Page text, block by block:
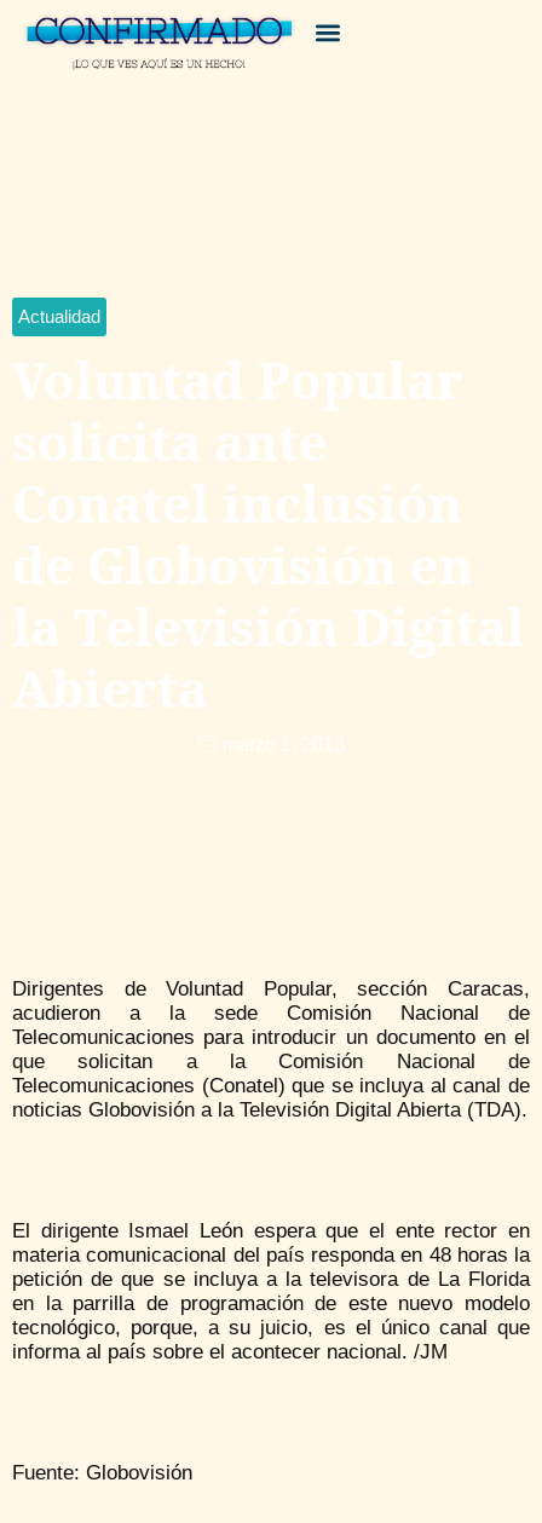
Actualidad
Voluntad Popular
solicita ante
Conatel inclusión
de Globovisión en
la Televisión Digital
Abierta
marzo 1, 2013
Dirigentes de Voluntad Popular, sección Caracas,
acudieron a la sede Comisión Nacional de
Telecomunicaciones para introducir un documento en el
que solicitan a la Comisión Nacional de
Telecomunicaciones (Conatel) que se incluya al canal de
noticias Globovisión a la Televisión Digital Abierta (TDA).
El dirigente Ismael León espera que el ente rector en
materia comunicacional del país responda en 48 horas la
petición de que se incluya a la televisora de La Florida
en la parrilla de programación de este nuevo modelo
tecnológico, porque, a su juicio, es el único canal que
informa al país sobre el acontecer nacional. /JM
Fuente: Globovisión